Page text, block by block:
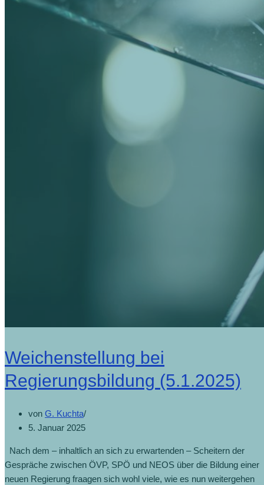
Weichenstellung bei
Regierungsbildung (5.1.2025)
von G. Kuchta
5. Januar 2025
Nach dem – inhaltlich an sich zu erwartenden – Scheitern der
Gespräche zwischen ÖVP, SPÖ und NEOS über die Bildung einer
neuen Regierung fraagen sich wohl viele, wie es nun weitergehen